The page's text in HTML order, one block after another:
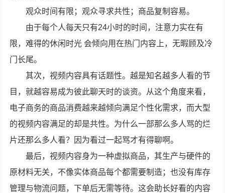
观众时间有限；观众寻求共性；商品复制容易。
由于每个人每天只有24小时的时间，注意力实在有
限，难得的休闲时光 会倾向用在热门内容上，无暇顾及冷
门长尾。
其次，视频内容具有话题性。越是知名越多人看的节
目，就越容易成为彼此聊天时的谈资。从这个角度来看，
电子商务的商品消费越来越倾向满足个性化需求，而大型
的视频内容满足的却是共性。为什么一部那么多人骂的烂
片还那么多人看？因为看过一起骂才有得聊啊。
最后，视频内容身为一种虚拟商品，其生产与硬件的
原材料无关，不像实体商品每个都需要制造；也没有库存
管理与物流问题，下单后无需等待。这会助长好看的内容